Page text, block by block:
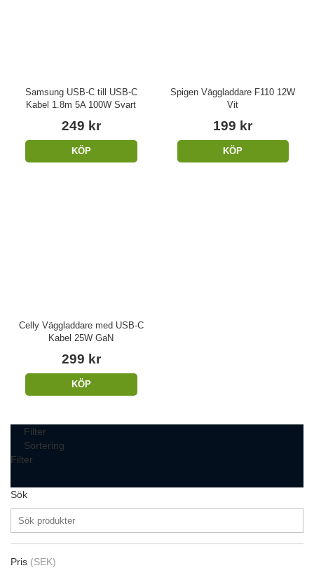
Samsung USB-C till USB-C
Kabel 1.8m 5A 100W Svart
249 kr
KÖP
Spigen Väggladdare F110 12W
Vit
199 kr
KÖP
Celly Väggladdare med USB-C
Kabel 25W GaN
299 kr
KÖP
Filter
Sortering
Filter
Sök
Pris (SEK)